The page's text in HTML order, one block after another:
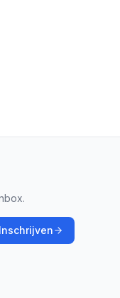
Inschrijven